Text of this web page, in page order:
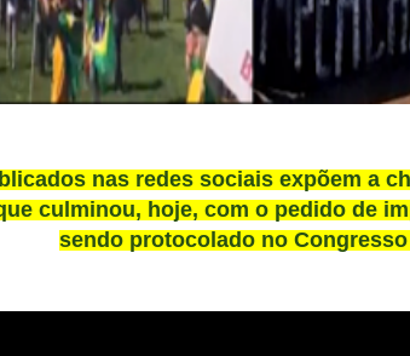
nas redes sociais expõem a
culminou, hoje, com o pedido de
sendo protocolado no